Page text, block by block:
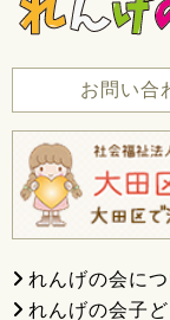
お問い合
れんげの会につ
れんげの会子